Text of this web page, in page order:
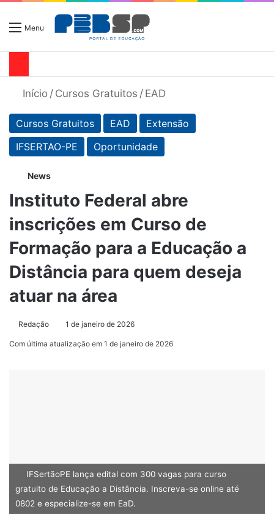
Menu
Início / Cursos Gratuitos / EAD
Cursos Gratuitos EAD
Extensão
IFSERTAO-PE
Oportunidade
News
Instituto Federal abre
inscrições em Curso de
Formação para a Educação a
Distância para quem deseja
atuar na área
Redação 1 de janeiro de 2026
Com última atualização em 1 de janeiro de 2026
IFSertãoPE lança edital com 300 vagas para curso
gratuito de Educação a Distância. Inscreva-se online até
0802 e especialize-se em EaD.